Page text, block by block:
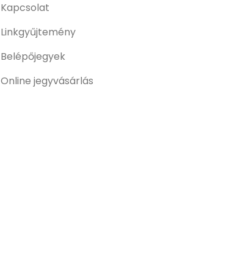
Kapcsolat
Linkgyűjtemény
Belépőjegyek
Online jegyvásárlás